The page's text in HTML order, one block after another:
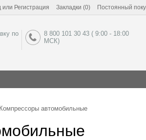
или Регистрация Закладки (0) Постоянный
по
8 800 101 30 43 ( 9:00 - 18:00
МСК)
автомобильные